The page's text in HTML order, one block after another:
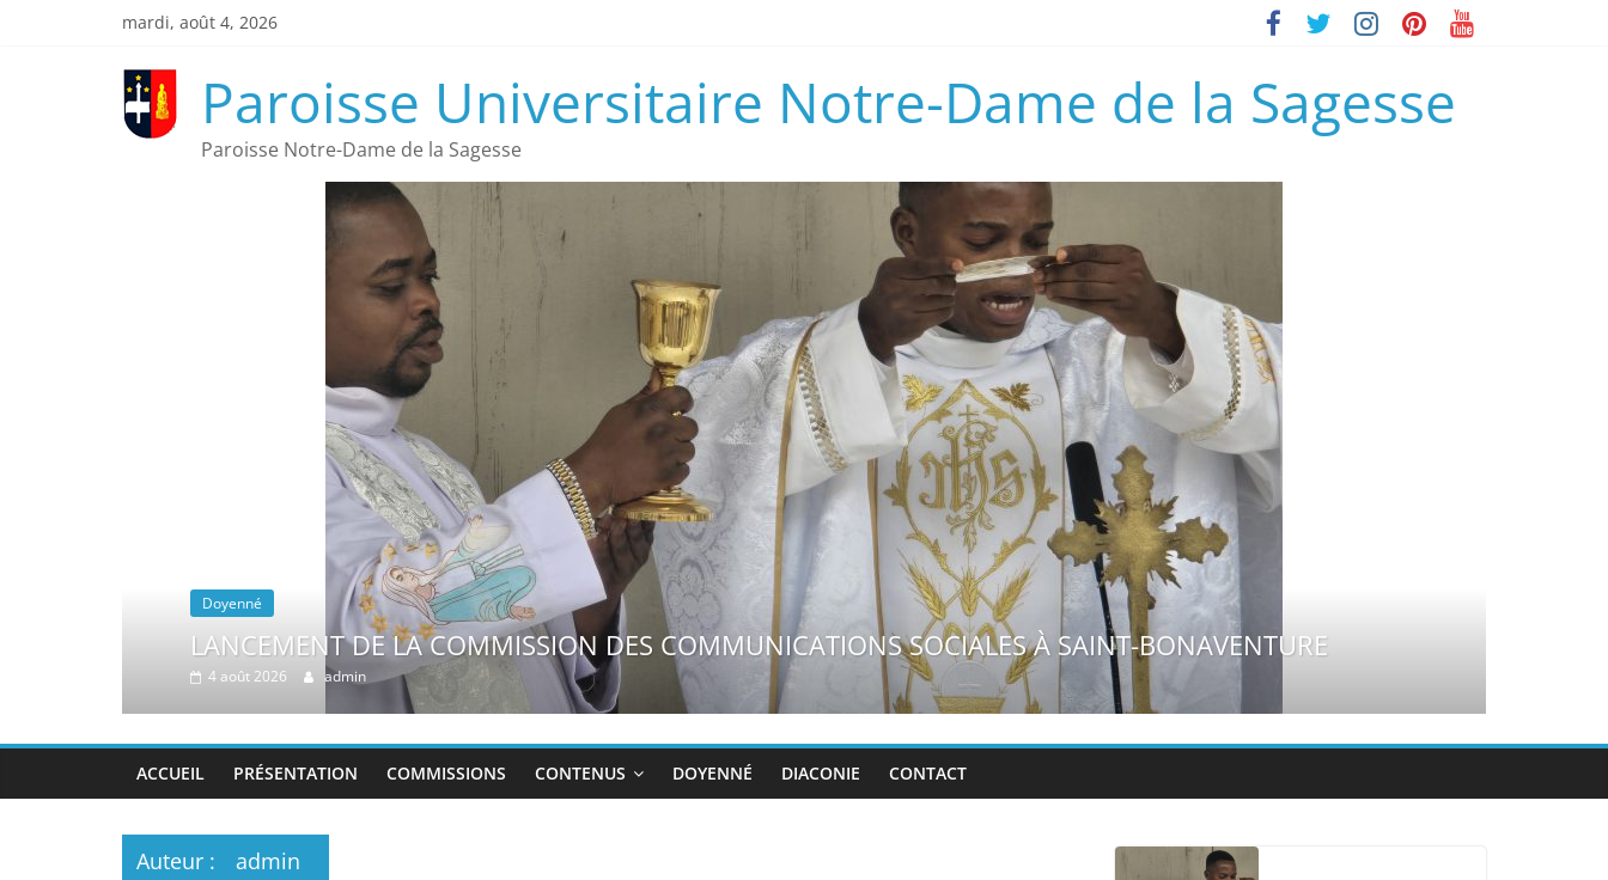
mardi, août 4, 2026
Paroisse Universitaire Notre-Dame de la Sagesse
Paroisse Notre-Dame de la Sagesse
Annonces
ANNONCES PAROISSIALES N°26/31/1823
2 août 2026 admin
ACCUEIL PRÉSENTATION COMMISSIONS CONTENUS DOYENNÉ DIACONIE CONTACT
Auteur : admin